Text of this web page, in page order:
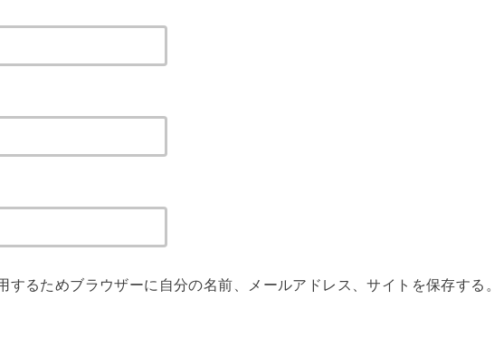
するためブラウザーに自分の名前、メールアドレス、サイトを保存する。